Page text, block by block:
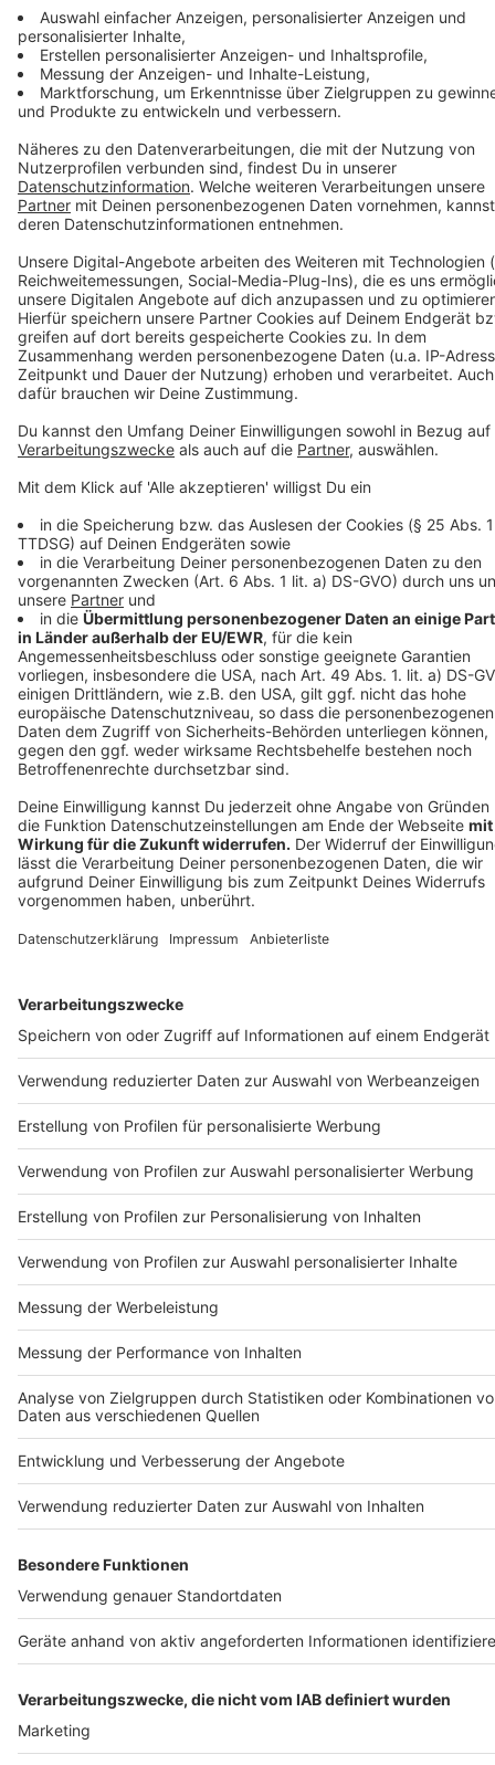
Anzeige
Personen, bei denen eine Infektion mit SARS-CoV-2
mit einem PCR-Test nachgewiesen wird, greifen dann
die gültigen Quarantäneregeln. Ist das Ergebnis
negativ, kann die Quarantäne beendet werden.
Für Bürgerinnen und Bürger von Stadt und
StädteRegion Aachen ist für allgemeine Informationen
(nicht für die persönliche medizinische Beratung!) rund
um das Thema eine Corona-Info-Hotline eingerichtet.
Diese ist montags bis freitags unter 0241/510051 von
8 Uhr bis 16 Uhr zu erreichen.
Infos zu aktuellen Entwicklungen
Die Arbeit der Krisenstäbe ist ausgerichtet an den
Erlassen und Entscheidungen der Bundes- und
Landesregierung. Die Seiten des
Bundesgesundheitsministeriums
der NRW-Staatskanzlei (www.land.nrw/corona), des
NRW-Ministeriums für Arbeit, Gesundheit und Soziales
(www.mags.nrw.de) und des NRW-Ministeriums für
Kinder, Familie, Flüchtlinge und Integration
(www.mkffi.nrw.de) geben weitere Infos zu aktuellen
Entwicklungen. Eine Übersicht der Corona-Maßnahmen
in den Niederlanden, Deutschland und Belgien findet
man unter:https://euregio-mr.info/de/. Nachzulesen
sind wichtige Entwicklungen auf:www.staedteregion-
aachen.de/corona.
Anzeige